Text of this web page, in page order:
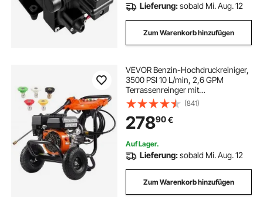
Lieferung:sobald Mi. Aug. 12
Zum Warenkorb hinzufügen
VEVOR Benzin-Hochdruckreiniger,
3500 PSI 10 L/min, 2,6 GPM
Terrassenreinger mit
Aluminiumpumpe,
Hochdruckpistole &
Verlängerungsstab, 5-Düsen-Set,
für Autos, Zäune, Häuser,
Einfahrten, Terrassen
(841)
27890€
Auf Lager.
Lieferung:sobald Mi. Aug. 12
Zum Warenkorb hinzufügen